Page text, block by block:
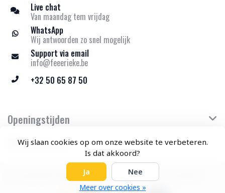
Wij slaan cookies op om onze website te verbeteren.
Is dat akkoord?
Ja
Nee
Meer over cookies »
Live chat
Van maandag tem vrijdag
WhatsApp
Wij antwoorden zo snel mogelijk
Support via email
info@feeerieke.be
+32 50 65 87 50
Openingstijden
Klantenservice
© Copyright 2026 Feeërieke - Theme by